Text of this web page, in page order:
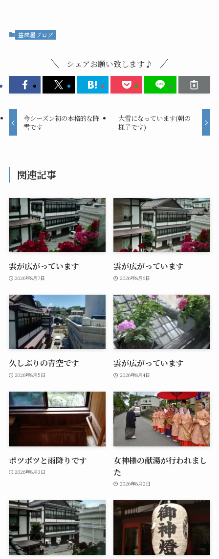
益成屋ブログ
シェアお願い致します♪
今シーズン初の本格的な降
雪です
大雪になっています(朝の
様子です)
関連記事
雲が広がっています
2026年8月7日
雲が広がっています
2026年8月6日
久しぶりの青空です
2026年8月5日
雲が広がっています
2026年8月4日
ポツポツと雨降りです
2026年8月3日
女神様の献湯が行われまし
た
2026年8月2日